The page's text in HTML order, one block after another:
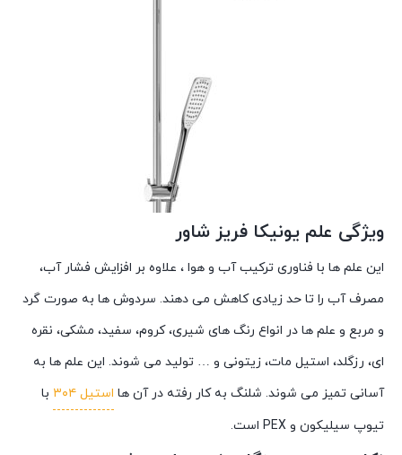
ویژگی علم یونیکا فریز شاور
این علم ها با فناوری ترکیب آب و هوا ، علاوه بر افزایش فشار آب،
مصرف آب را تا حد زیادی کاهش می دهند. سردوش ها به صورت گرد
و مربع و علم ها در انواع رنگ های شیری، کروم، سفید، مشکی، نقره
ای، رزگلد، استیل مات، زیتونی و … تولید می شوند. این علم ها به
آسانی تمیز می شوند. شلنگ به کار رفته در آن ها استیل ۳۰۴
با
تیوپ سیلیکون و PEX است.